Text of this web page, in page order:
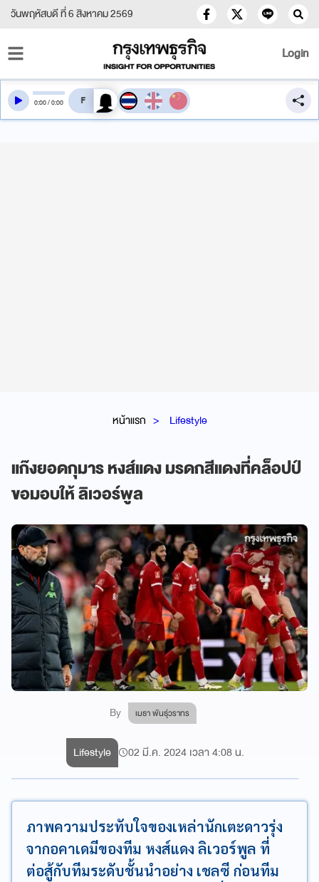
วันพฤหัสบดี ที่ 6 สิงหาคม 2569
Login
หน้าแรก Lifestyle
แก๊งยอดกุมาร หงส์แดง มรดกสีแดงที่คล็อปป์
ขอมอบให้ ลิเวอร์พูล
By เมธา พันธุ์วราทร
0:00/0:00 สลับเสียงอ่าน
Lifestyle 02 มี.ค. 2024 เวลา 4:08 น.
ภาพความประทับใจของเหล่านักเตะดาวรุ่ง
จากอคาเดมีของทีม หงส์แดง ลิเวอร์พูล ที่
ต่อสู้กับทีมระดับชั้นนำอย่าง เชลซี ก่อนทีม